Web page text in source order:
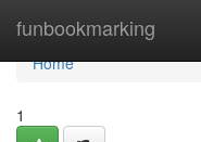
funbookmarking
Home
Home
1